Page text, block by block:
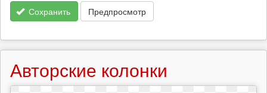
Сохранить Предпросмотр
Авторские колонки